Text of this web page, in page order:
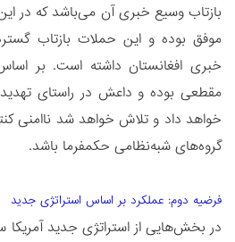
بازتاب وسیع خبری آن می‌باشد که در
موفق بوده و این حملات بازتاب
خبری افغانستان داشته است. بر
مقطعی بوده و داعش در راستای
خواهد داد و تلاش خواهد شد ناامنی
گروه‌های شبه‌نظامی حکمفرما باشد.
فرضیه دوم: عملکرد بر اساس استراتژی جدید
در بخش‌هایی از استراتژی جدید